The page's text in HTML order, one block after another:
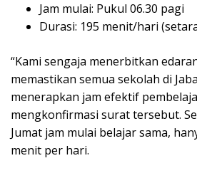
Jam mulai: Pukul 06.30 pagi
Durasi: 195 menit/hari
“Kami sengaja menerbitkan
memastikan semua sekolah di
menerapkan jam efektif
mengkonfirmasi surat tersebut.
Jumat jam mulai belajar sama,
menit per hari.